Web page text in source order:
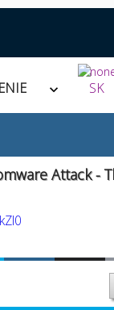
SK
Attack -